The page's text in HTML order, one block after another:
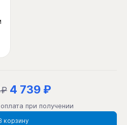
4 739 ₽
при получении
корзину